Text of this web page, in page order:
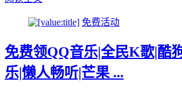
免费活动
免费领QQ音乐|全民K歌|酷
乐|懒人畅听|芒果 ...